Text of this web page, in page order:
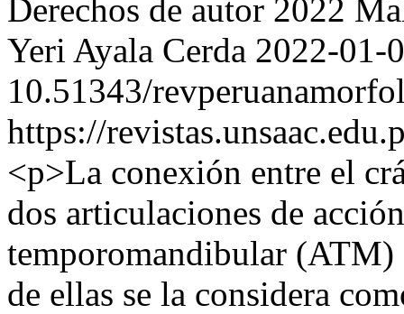
Derechos de autor 2022
Yeri Ayala Cerda 2022-01-
10.51343/
https://
<p>La conexión entre el
dos articulaciones de
temporomandibular (ATM)
de ellas se la considera